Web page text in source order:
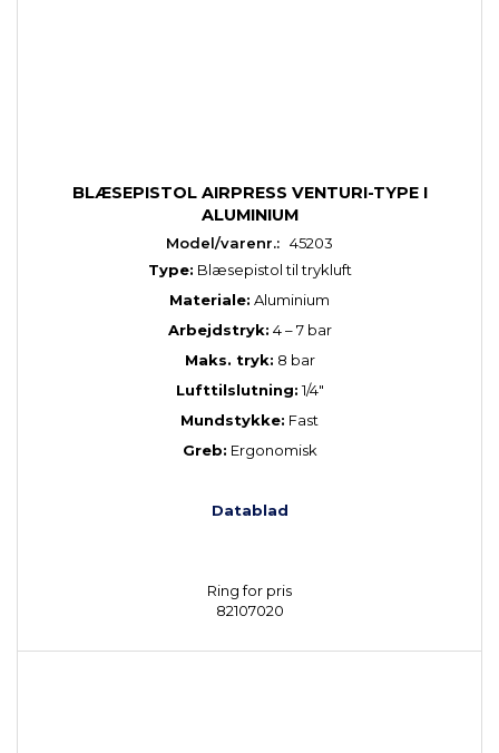
BLÆSEPISTOL AIRPRESS VENTURI-TYPE I
ALUMINIUM
Model/varenr.: 45203
Type: Blæsepistol til trykluft
Materiale: Aluminium
Arbejdstryk: 4 – 7 bar
Maks. tryk: 8 bar
Lufttilslutning:1/4"
Mundstykke: Fast
Greb: Ergonomisk
Datablad
Ring for pris
82107020